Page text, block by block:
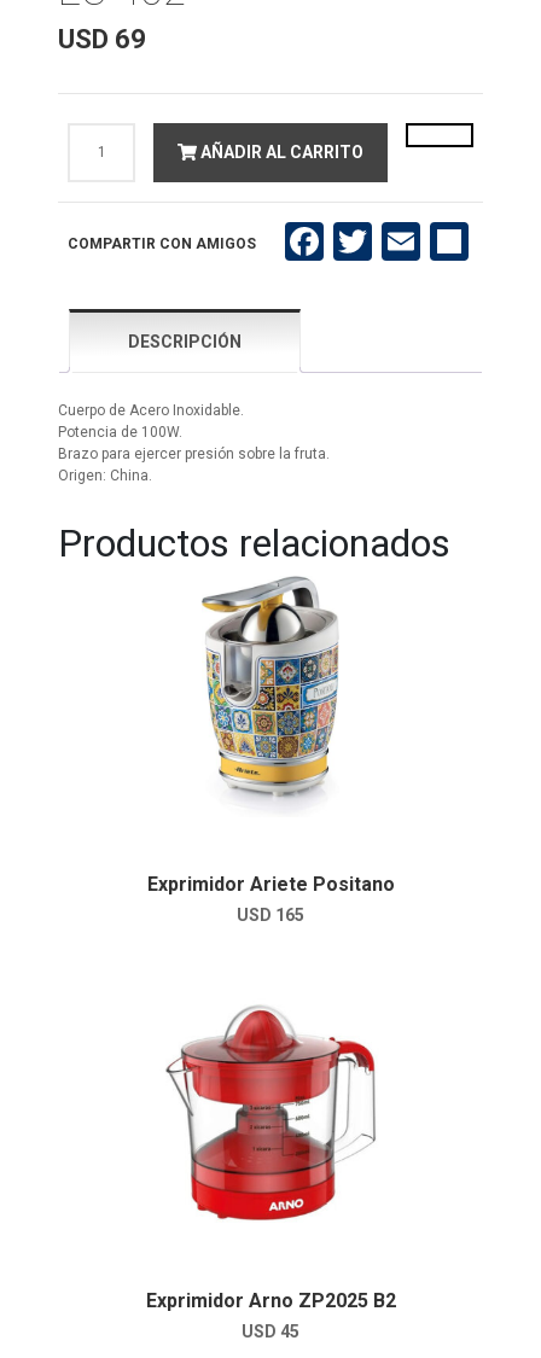
USD 69
Peabody
cantidad
AÑADIR AL CARRITO
COMPARTIR CON AMIGOS FacebookTwitter
DESCRIPCIÓN
Cuerpo de Acero Inoxidable.
Potencia de 100W.
Brazo para ejercer presión sobre la fruta.
Origen: China.
Productos relacionados
Exprimidor Ariete Positano
USD 165
Exprimidor Arno ZP2025 B2
USD 45